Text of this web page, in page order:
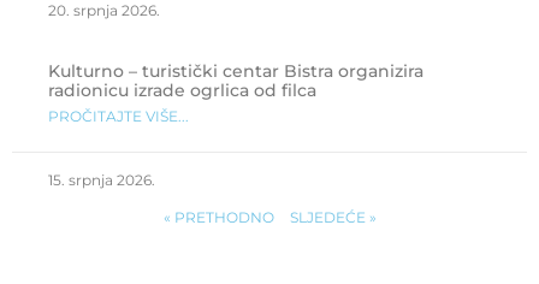
20. srpnja 2026.
Kulturno – turistički centar Bistra organizira
radionicu izrade ogrlica od filca
PROČITAJTE VIŠE...
15. srpnja 2026.
« PRETHODNO SLJEDEĆE »